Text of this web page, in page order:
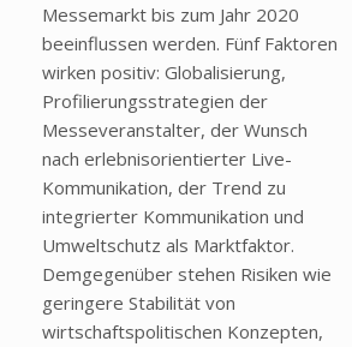
Messemarkt bis zum Jahr 2020
beeinflussen werden. Fünf Faktoren
wirken positiv: Globalisierung,
Profilierungsstrategien der
Messeveranstalter, der Wunsch
nach erlebnisorientierter Live-
Kommunikation, der Trend zu
integrierter Kommunikation und
Umweltschutz als Marktfaktor.
Demgegenüber stehen Risiken wie
geringere Stabilität von
wirtschaftspolitischen Konzepten,